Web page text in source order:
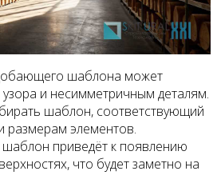
шаблона может
и несимметричным деталям.
шаблон, соответствующий
размерам элементов.
приведёт к появлению
что будет заметно на